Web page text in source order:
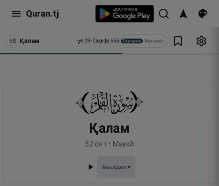
Quran.tj
68 Қалам Ҷуз 29•Саҳифа 565 Тарҷума Мусҳаф
Қалам
52 оят • Маккӣ
ℹ️Маълумот▼